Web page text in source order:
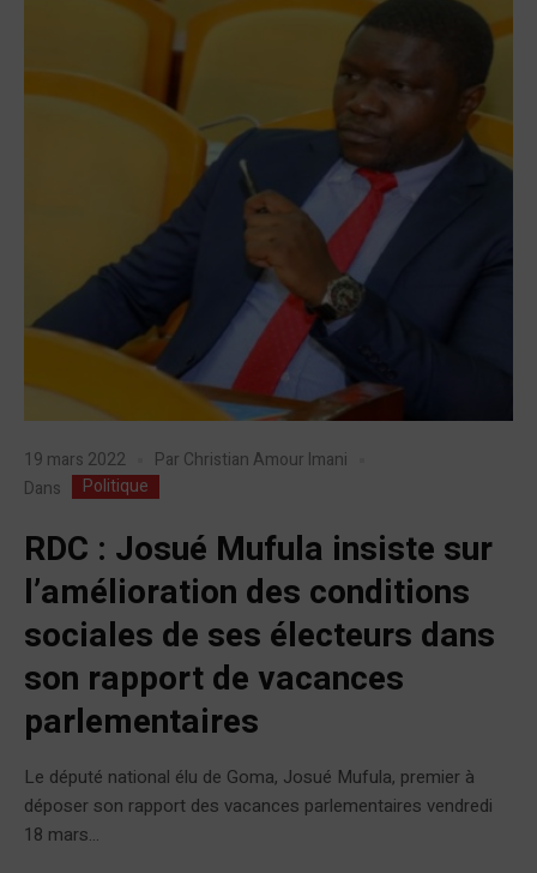
19 mars 2022 Par Christian Amour Imani
Dans
Politique
RDC : Josué Mufula insiste sur
l’amélioration des conditions
sociales de ses électeurs dans
son rapport de vacances
parlementaires
Le député national élu de Goma, Josué Mufula, premier à
déposer son rapport des vacances parlementaires vendredi
18 mars...